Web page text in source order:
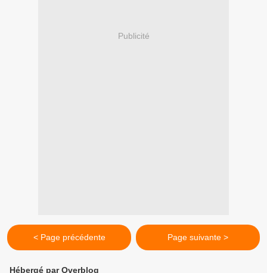
Publicité
< Page précédente Page suivante >
Hébergé par Overblog